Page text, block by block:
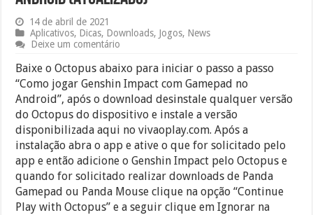
14 de abril de 2021
Aplicativos, Dicas, Downloads, Jogos, News
Deixe um comentário
Baixe o Octopus abaixo para iniciar o passo a passo
“Como jogar Genshin Impact com Gamepad no
Android”, após o download desinstale qualquer versão
do Octopus do dispositivo e instale a versão
disponibilizada aqui no vivaoplay.com. Após a
instalação abra o app e ative o que for solicitado pelo
app e então adicione o Genshin Impact pelo Octopus e
quando for solicitado realizar downloads de Panda
Gamepad ou Panda Mouse clique na opção “Continue
Play with Octopus” e a seguir clique em Ignorar na